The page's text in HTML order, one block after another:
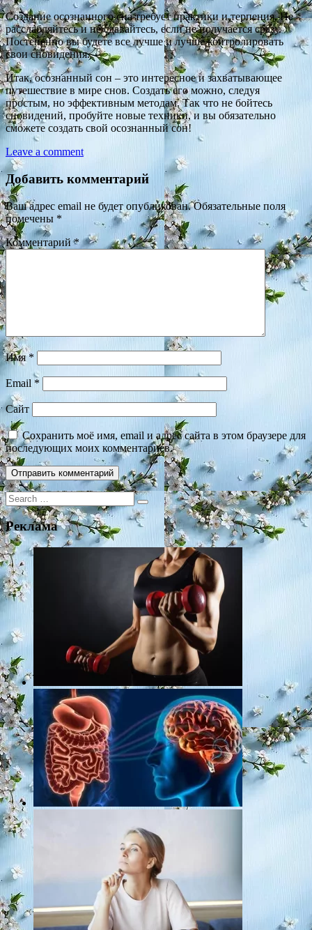
Создание осознанного сна требует практики и терпения. Не
расслабляйтесь и не сдавайтесь, если не получается сразу.
Постепенно вы будете все лучше и лучше контролировать
свои сновидения.
Итак, осознанный сон – это интересное и захватывающее
путешествие в мире снов. Создать его можно, следуя
простым, но эффективным методам. Так что не бойтесь
сновидений, пробуйте новые техники, и вы обязательно
сможете создать свой осознанный сон!
Leave a comment
Добавить комментарий
Ваш адрес email не будет опубликован. Обязательные поля
помечены *
Комментарий*
Имя*
Email *
Сайт
Сохранить моё имя, email и адрес сайта в этом браузере для
последующих моих комментариев.
Search
for:
Реклама